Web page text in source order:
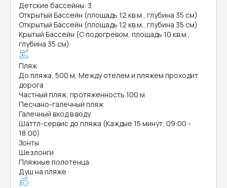
Детские бассейны: 3
Открытый Бассейн (площадь 12 кв.м., глубина 35 см)
Открытый Бассейн (площадь 12 кв.м., глубина 35 см)
Крытый Бассейн (С подогревом, площадь 10 кв.м.,
глубина 35 см)
Пляж
До пляжа, 500 м, Между отелем и пляжем проходит
дорога
Частный пляж, протяженность 100 м
Песчано-галечный пляж
Галечный вход в воду
Шаттл-сервис до пляжа (Каждые 15 минут, 09:00 -
18:00)
Зонты
Шезлонги
Пляжные полотенца
Душ на пляже